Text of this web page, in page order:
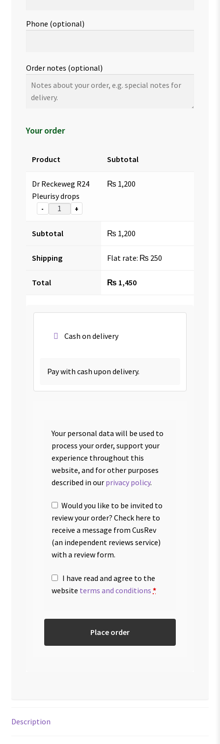
Phone (optional)
Order notes (optional)
Your order
Product Subtotal
Dr Reckeweg R24
Pleurisy drops
- +
₨ 1,200
Subtotal ₨ 1,200
Shipping Flat rate: ₨ 250
Total ₨ 1,450
Cash on delivery
Pay with cash upon delivery.
Your personal data will be used to
process your order, support your
experience throughout this
website, and for other purposes
described in our privacy policy.
Would you like to be invited to
review your order? Check here to
receive a message from CusRev
(an independent reviews service)
with a review form.
I have read and agree to the
website terms and conditions *
Place order
Description